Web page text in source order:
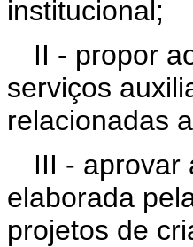
institucional;
II - propor
serviços
relacionadas
III - aprovar
elaborada
projetos de